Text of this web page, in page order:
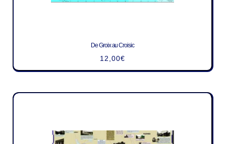
De Groix au Croisic
12,00€